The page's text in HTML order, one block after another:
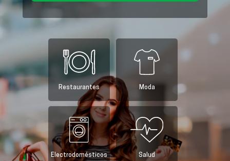
Restaurantes Moda
Electrodomésticos Salud